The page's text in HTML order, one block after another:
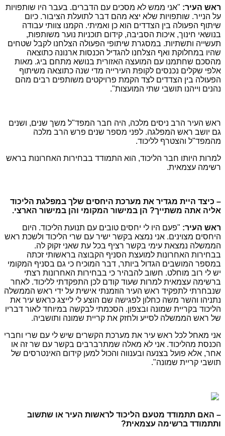
ראש העיר: "אני ממש לא מסכים עם הדברים. בעבר היו שותפויות
על הנייר. שותפויות שלא יצא מהם דבר לתועלת הציבור. כיום
שיתוף הפעולה בין הצדדים הוא כן ואמיתי. הקמנו צוותי עבודה
בנושאי חינוך, איכות הסביבה, קידום תוכניות נוער משותפות,
תעשייה ותשתיות. במסגרת שיתופי הפעולה הצלחנו לקבל שטחים
שהיו במחלוקת ואף הצלחנו להגדיל הכנסות ארנונה כתוצאה
מהסכם שחתמנו עם המועצה האזורית בנושא מתחם ביג. מאות
אלפי שקלים נכנסים לקופת העירייה מדי שנה כתוצאה משיתוף
הפעולה בין הצדדים לצד הקמת פרויקטים משותפים רבים מהם
נהנים וייהנו תושבי שתי המועצות".
ראש העיר הרב ניסים מלכה, היה חבר המפד"ל משך שנים, ושנים
גם יושב ראש המפלגה. לפני מספר שנים פרש הרב מלכה
מהמפד"ל והצטרף לליכוד.
למרות היותו חבר הליכוד, הוא התמודד בבחירות האחרונות בראש
רשימה עצמאית.
– כיצד היית מגדיר את מערכת היחסים שלך במפלגת הליכוד
אליה אתה משתייך? הן במישור המקומי והן במישור הארצי.
ראש העיר: "פעם היו לי יחסים טובים עם תנועת הליכוד. היום
היחסים מצוינים. אני נמצא בקשר ישיר עם שרי הליכוד ולשכת ראש
הממשלה נמצאת עימי בקשר רציף בכל עת שאני זקוק לה.
בבחירות האחרונות למועצת הסניף הקבוצה בראשותי זכתה
במספר המושבים הגדול ביותר, דבר המוכיח כי גם בסניף המקומי
יש לי רוב מוחלט. חשוב להבהיר כי בבחירות האחרונות רצתי
ברשימה עצמאית למרות שעוד קודם לכן התפקדתי לליכוד. לאחר
שנבחרתי לתפקיד ראש העיר הוזמנתי אישית על ידי ראש הממשלה
נתניהו והשר משה כחלון לפגישה שם הוצע לי לייצג כראש עיר את
הליכוד בקריית שמונה ובצפון. הסכמתי לבקשה במיוחד לאור דבריו
של ראש הממשלה לסייע ולחזק את קריית שמונה ותושביה.
אני מאחל לכל ראש עיר את מערכת הקשרים שיש לי עם שרי וחברי
הכנסת מהליכוד. אני לא מאלה שמתרברבים בקשר עם שר זה או
אחר, אלא פועל בצנעה ובענווה והכול למען קידום האינטרסים של
תושבי קריית שמונה".
– האם תתמודד מטעם הליכוד לראשות העיר או שתשוב
ותתמודד ברשימה עצמאית?